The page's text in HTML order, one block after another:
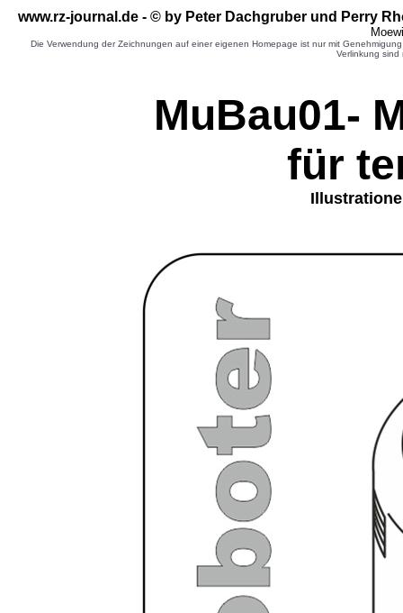
www.rz-journal.de - © by Peter Dachgruber und Perry
Die Verwendung der Zeichnungen auf einer eigenen Homepage ist nur mit
Verlinkung sind
MuBau01-
für